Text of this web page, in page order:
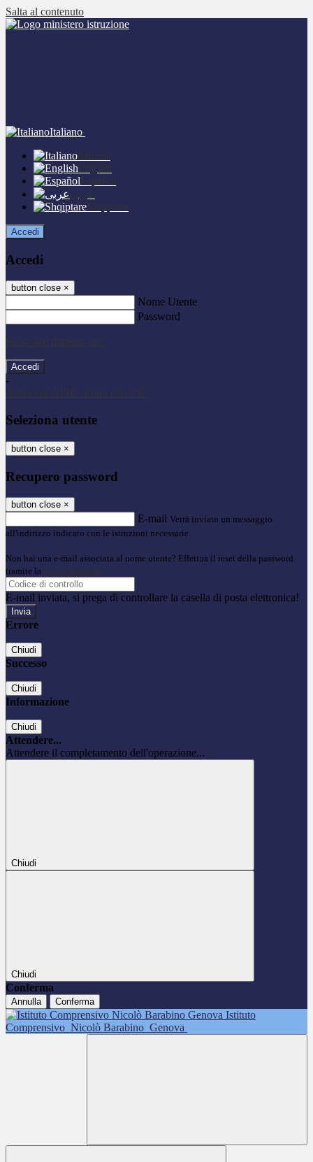
Salta al contenuto
Italiano
Italiano
English
Español
عربى
Shqiptare
Accedi
Accedi
button close ×
Nome Utente
Password
Password dimenticata?
-
Entra con SPID
Entra con CIE
Seleziona utente
button close ×
Recupero password
button close ×
E-mail Verrà inviato un messaggio
all'indirizzo indicato con le istruzioni necessarie.
Non hai una e-mail associata al nome utente? Effettua il reset della password
tramite la Login Spaggiari
E-mail inviata, si prega di controllare la casella di posta elettronica!
Errore
Chiudi
Successo
Chiudi
Informazione
Chiudi
Attendere...
Attendere il completamento dell'operazione...
Chiudi
Chiudi
Conferma
Annulla Conferma
Istituto
Comprensivo Nicolò Barabino Genova